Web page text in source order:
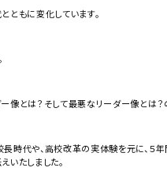
ともに変化しています。
像とは？そして最悪なリーダー像とは？
時代や、高校改革の実体験を元に、５
いたしました。